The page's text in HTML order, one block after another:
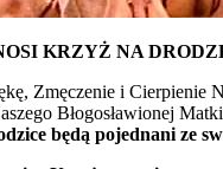
KRZYŻ NA
Zmęczenie i Cierpienie
Błogosławionej
będą pojednani ze